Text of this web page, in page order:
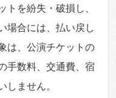
トを紛失・破損し、
場合には、払い戻し
は、公演チケットの
手数料、交通費、宿
しません。